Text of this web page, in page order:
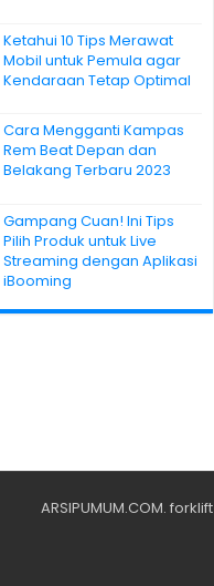
Ketahui 10 Tips Merawat
Mobil untuk Pemula agar
Kendaraan Tetap Optimal
Cara Mengganti Kampas
Rem Beat Depan dan
Belakang Terbaru 2023
Gampang Cuan! Ini Tips
Pilih Produk untuk Live
Streaming dengan Aplikasi
iBooming
ARSIPUMUM.COM. forklift